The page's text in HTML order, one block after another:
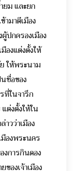
ยม และยก
ามาตีเมือง
ปกครองเมือง
องแต่งตั้งให้
ให้พระนาม
ชื่อของ
ที่ในจารึก
ต่งตั้งให้ใน
วว่าเมือง
องพระนคร
การกินดอง
องเจ้าเมือง